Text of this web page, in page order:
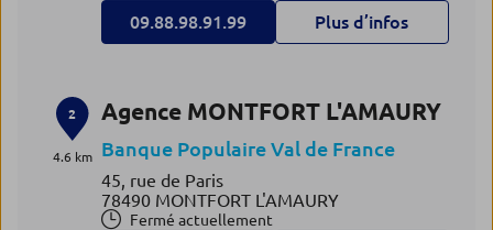
09.88.98.91.99 Plus d’infos
2
4.6 km
Agence MONTFORT L'AMAURY
Banque Populaire Val de France
45, rue de Paris
78490 MONTFORT L'AMAURY
Fermé actuellement